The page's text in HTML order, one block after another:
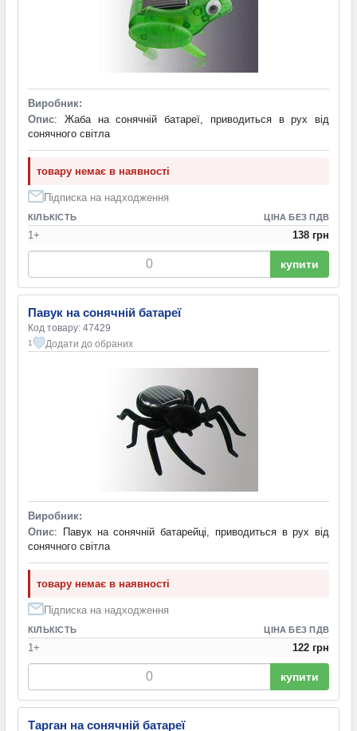
Виробник:
Опис: Жаба на сонячній батареї, приводиться в рух від
сонячного світла
товару немає в наявності
Підписка на надходження
КІЛЬКІСТЬ ЦІНА БЕЗ ПДВ
1+ 138 грн
купити
Павук на сонячній батареї
Код товару: 47429
1 Додати до обраних
Виробник:
Опис: Павук на сонячній батарейці, приводиться в рух від
сонячного світла
товару немає в наявності
Підписка на надходження
КІЛЬКІСТЬ ЦІНА БЕЗ ПДВ
1+ 122 грн
купити
Тарган на сонячній батареї